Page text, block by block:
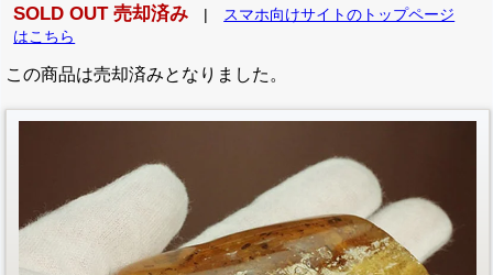
SOLD OUT 売却済み
スマホ向けサイトのトップページ
はこちら
この商品は売却済みとなりました。